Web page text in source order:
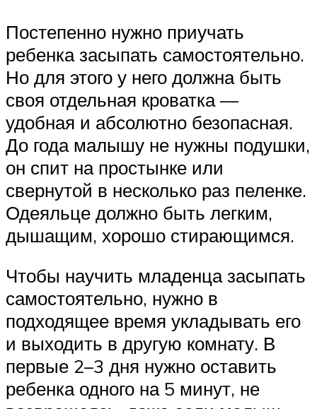
Постепенно нужно приучать
ребенка засыпать самостоятельно.
Но для этого у него должна быть
своя отдельная кроватка —
удобная и абсолютно безопасная.
До года малышу не нужны подушки,
он спит на простынке или
свернутой в несколько раз пеленке.
Одеяльце должно быть легким,
дышащим, хорошо стирающимся.
Чтобы научить младенца засыпать
самостоятельно, нужно в
подходящее время укладывать его
и выходить в другую комнату. В
первые 2–3 дня нужно оставить
ребенка одного на 5 минут, не